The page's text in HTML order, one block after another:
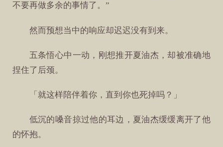
不要再做多余的事情了。”
然而预想当中的响应却迟迟没有到来。
五条悟心中一动，刚想推开夏油杰，却被准确地
捏住了后颈。
「就这样陪伴着你，直到你也死掉吗？」
低沉的嗓音掠过他的耳边，夏油杰缓缓离开了他
的怀抱。